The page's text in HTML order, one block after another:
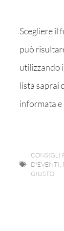
Scegliere il
può
utilizzando
lista saprai
informata
CONSIGLI
D'EVENTI
GIUSTO